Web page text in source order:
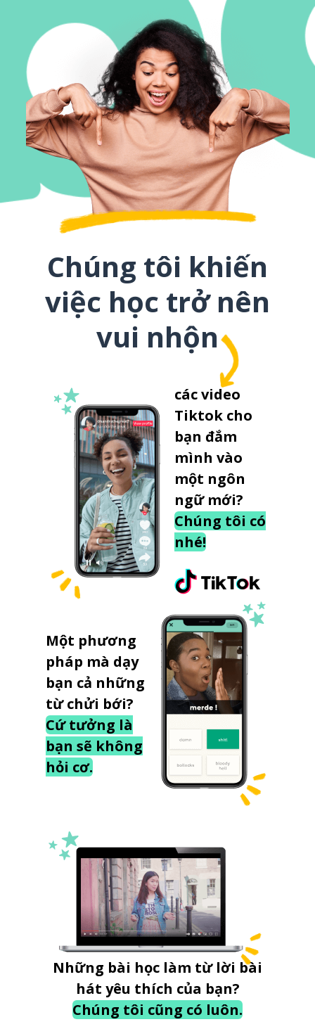
Chúng tôi khiến
việc học trở nên
vui nhộn
các video
Tiktok cho
bạn đắm
mình vào
một ngôn
ngữ mới?
Chúng tôi có
nhé!
Một phương
pháp mà dạy
bạn cả những
từ chửi bới?
Cứ tưởng là
bạn sẽ không
hỏi cơ.
Những bài học làm từ lời bài
hát yêu thích của bạn?
Chúng tôi cũng có luôn.